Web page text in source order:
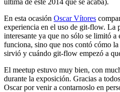
En esta ocasión Oscar Vítores
experiencia en el uso de git-flow. La
interesante ya que no sólo se limitó a
funciona, sino que nos contó cómo
sirvió y cuándo git-flow empezó a
El meetup estuvo muy bien, con
durante la exposición. Gracias a
Oscar por venir a contarnoslo en